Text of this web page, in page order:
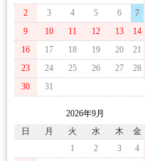
2
3 4 5 6 7
9
10 11 12 13 14
16
17 18 19 20 21
23
24 25 26 27 28
30
31
2026年9月
日
月 火 水 木 金
1
2 3 4